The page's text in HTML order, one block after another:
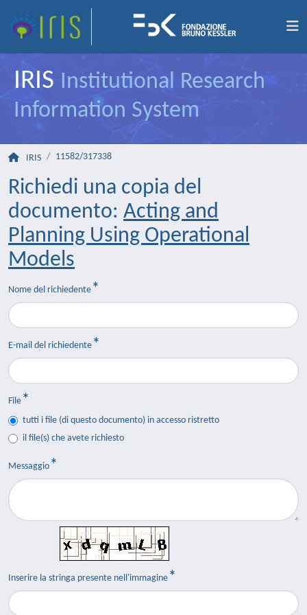
IRIS Institutional Research
Information System
IRIS 11582/317338
Richiedi una copia del
documento: Acting and
Planning Using Operational
Models
Nome del richiedente
E-mail del richiedente
File
tutti i file (di questo documento) in accesso ristretto
il file(s) che avete richiesto
Messaggio
Inserire la stringa presente nell'immagine